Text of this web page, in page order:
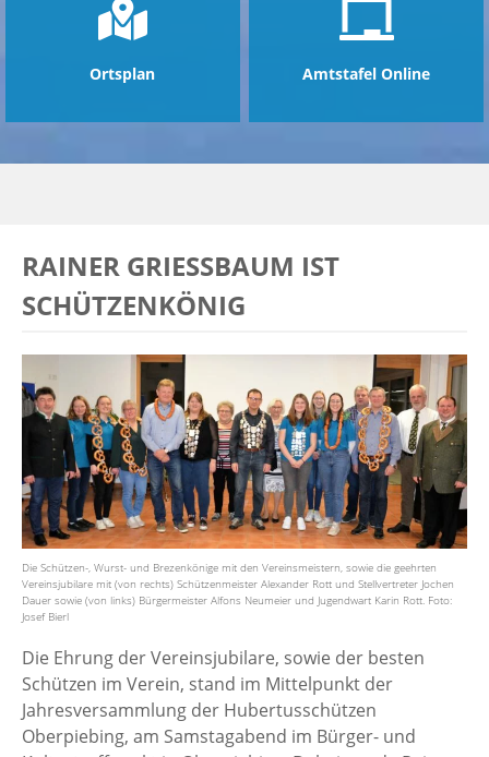
Ortsplan Amtstafel Online
RAINER GRIESSBAUM IST S
CHÜTZENKÖNIG
Die Schützen-, Wurst- und Brezenkönige mit den Vereinsmeistern, sowie die geehrten
Vereinsjubilare mit (von rechts) Schützenmeister Alexander Rott und Stellvertreter Jochen
Dauer sowie (von links) Bürgermeister Alfons Neumeier und Jugendwart Karin Rott. Foto:
Josef Bierl
Die Ehrung der Vereinsjubilare, sowie der besten
Schützen im Verein, stand im Mittelpunkt der
Jahresversammlung der Hubertusschützen
Oberpiebing, am Samstagabend im Bürger- und